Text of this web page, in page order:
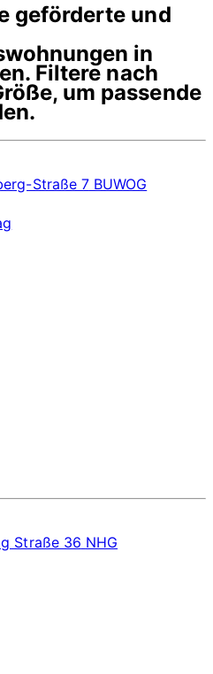
geförderte und
in
. Filtere nach
um passende
Straße 7 BUWOG
Straße 36 NHG